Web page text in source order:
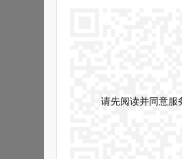
请先阅读并同意服